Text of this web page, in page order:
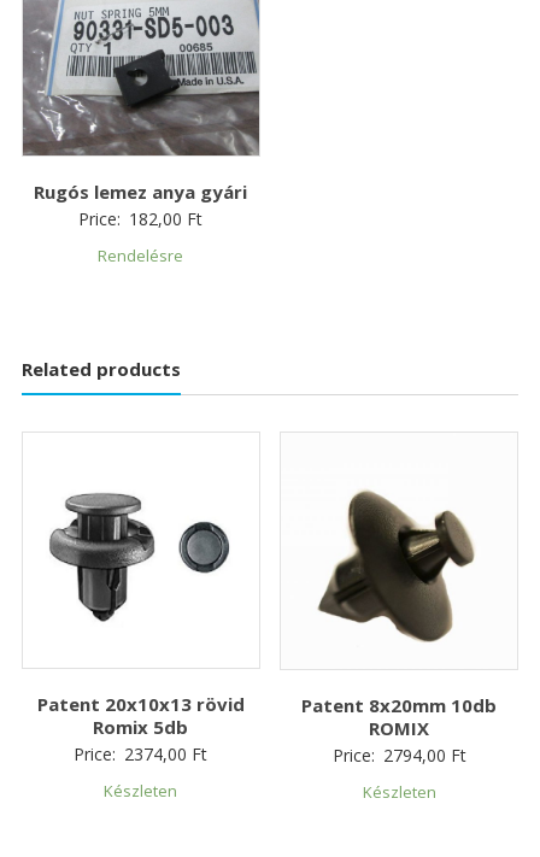
Rugós lemez anya gyári
Price: 182,00 Ft
Rendelésre
Related products
Patent 20x10x13 rövid
Romix 5db
Price: 2374,00 Ft
Készleten
Patent 8x20mm 10db
ROMIX
Price: 2794,00 Ft
Készleten